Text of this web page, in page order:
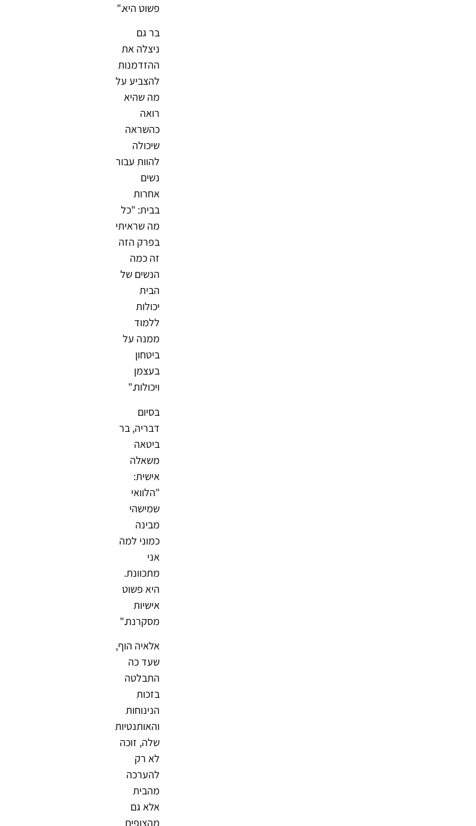
פשוט היא."
בר גם
ניצלה את
ההזדמנות
להצביע על
מה שהיא
רואה
כהשראה
שיכולה
להוות עבור
נשים
אחרות
בבית: "כל
מה שראיתי
בפרק הזה
זה כמה
הנשים של
הבית
יכולות
ללמוד
ממנה על
ביטחון
בעצמן
ויכולות."
בסיום
דבריה, בר
ביטאה
משאלה
אישית:
"הלוואי
שמישהי
מבינה
כמוני למה
אני
מתכוונת.
היא פשוט
אישיות
מסקרנת."
אלאיה הוף,
שעד כה
התבלטה
בזכות
הנינוחות
והאותנטיות
שלה, זוכה
לא רק
להערכה
מהבית
אלא גם
מהצופים